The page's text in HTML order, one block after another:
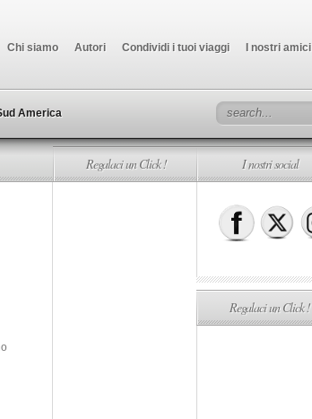
Chi siamo Autori Condividi i tuoi viaggi I nostri amici
America
Regalaci un Click ! I nostri social
Regalaci un Click !